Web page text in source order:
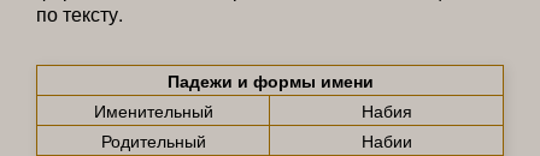
по тексту.
Падежи и формы имени
Именительный
Набия
Родительный
Набии